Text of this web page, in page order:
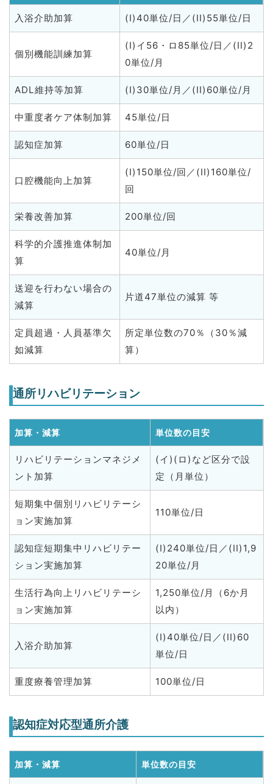
入浴介助加算 (I)40単位/日／(II)55単位/日
個別機能訓練加算
(I)イ56・ロ85単位/日／(II)2
0単位/月
ADL維持等加算 (I)30単位/月／(II)60単位/月
中重度者ケア体制加算 45単位/日
認知症加算 60単位/日
口腔機能向上加算
(I)150単位/回／(II)160単位/
回
栄養改善加算 200単位/回
科学的介護推進体制加
算
40単位/月
送迎を行わない場合の
減算
片道47単位の減算 等
定員超過・人員基準欠
如減算
所定単位数の70％（30％減
算）
通所リハビリテーション
加算・減算 単位数の目安
リハビリテーションマネジメ
ント加算
(イ)(ロ)など区分で設
定（月単位）
短期集中個別リハビリテーシ
ョン実施加算
110単位/日
認知症短期集中リハビリテー
ション実施加算
(I)240単位/日／(II)1,9
20単位/月
生活行為向上リハビリテーシ
ョン実施加算
1,250単位/月（6か月
以内）
入浴介助加算
(I)40単位/日／(II)60
単位/日
重度療養管理加算 100単位/日
認知症対応型通所介護
加算・減算 単位数の目安